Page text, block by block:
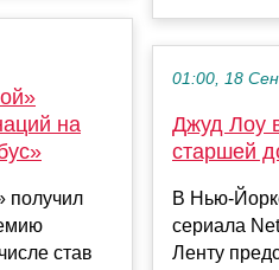
на
получил
став
01:00, 18 Сен
Джуд Лоу
старшей
В Нью-
сериала
Ленту